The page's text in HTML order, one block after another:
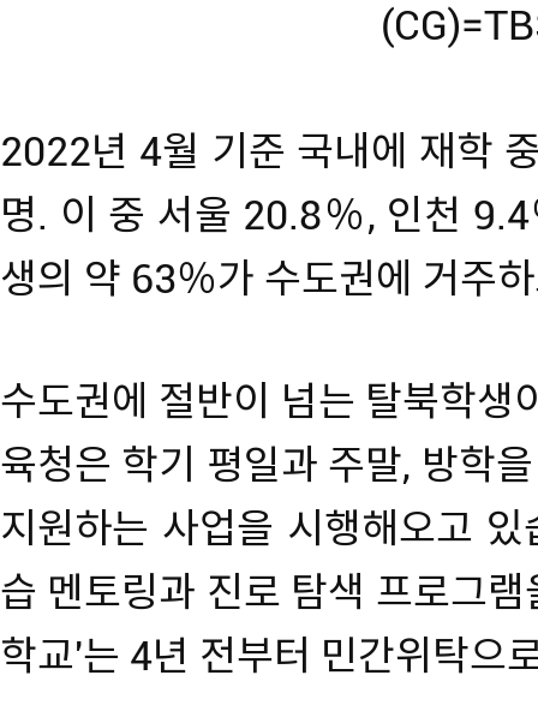
2022년 4월 기준 국내에 재학
명. 이 중 서울 20.8％, 인천
생의 약 63％가 수도권에 거주
수도권에 절반이 넘는 탈북학생
육청은 학기 평일과 주말, 방학
지원하는 사업을 시행해오고
습 멘토링과 진로 탐색 프로그
학교'는 4년 전부터 민간위탁으